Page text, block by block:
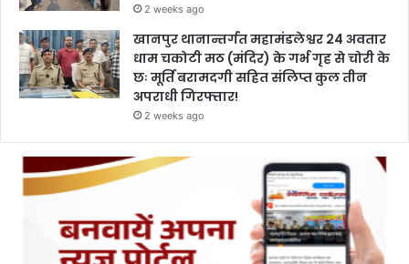
2 weeks ago
खानपुर थानान्तर्गत महामंडलेश्वर 24 अवतार
धाम चकोटी मठ (मंदिर) के गर्भ गृह से चोरी के
छः मूर्ति बरामदगी सहित संलिप्त कुल तीन
अपराधी गिरफ्तार!
2 weeks ago